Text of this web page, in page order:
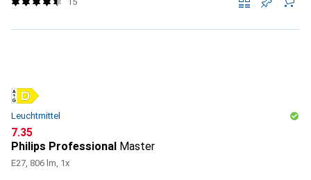
Leuchtmittel
CHF
7.35
Philips Professional Master
E27, 806 lm, 1x